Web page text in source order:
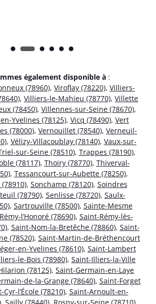
également disponible à :
(78960), Viroflay (78220), Villiers-
, Villiers-le-Mahieu (78770), Villette
(78450), Villennes-sur-Seine (78670),
Yvelines (78125), Vicq (78490), Vert
(78000), Vernouillet (78540), Verneuil-
, Vélizy-Villacoublay (78140), Vaux-sur-
sur-Seine (78510), Trappes (78190),
(78117), Thoiry (78770), Thiverval-
, Tessancourt-sur-Aubette (78250),
, Sonchamp (78120), Soindres
(78790), Senlisse (78720), Saulx-
, Sartrouville (78500), Sainte-Mesme
l’Honoré (78690), Saint-Rémy-lès-
, Saint-Nom-la-Bretêche (78860), Saint-
(78520), Saint-Martin-de-Bréthencourt
en-Yvelines (78610), Saint-Lambert
le-Bois (78980), Saint-Illiers-la-Ville
(78125), Saint-Germain-en-Laye
de-la-Grange (78640), Saint-Forget
Cyr-l’École (78210), Saint-Arnoult-en-